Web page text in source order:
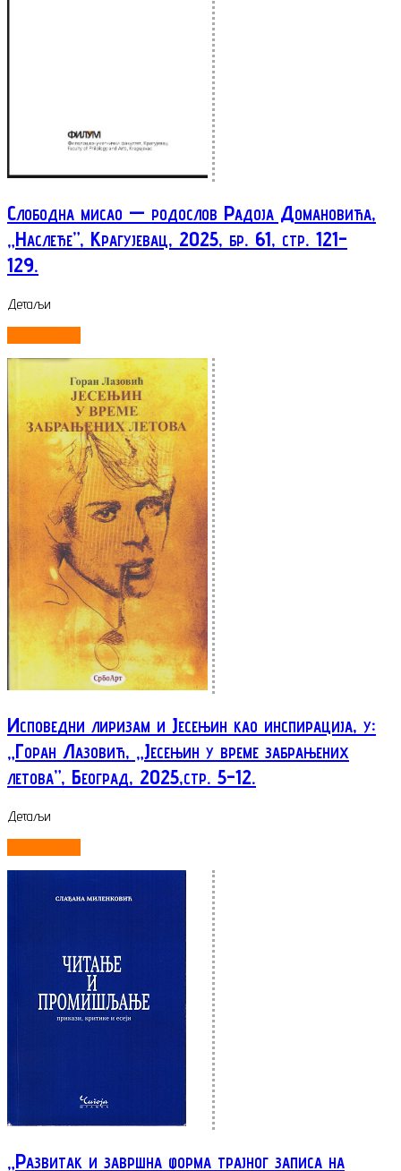
Слободна мисао — родослов Радоја Домановића,
„Наслеђе”, Крагујевац, 2025, бр. 61, стр. 121-
129.
Детаљи
Исповедни лиризам и Јесењин као инспирација, у:
„Горан Лазовић, „Јесењин у време забрањених
летова”, Београд, 2025,стр. 5-12.
Детаљи
„Развитак и завршна форма трајног записа на